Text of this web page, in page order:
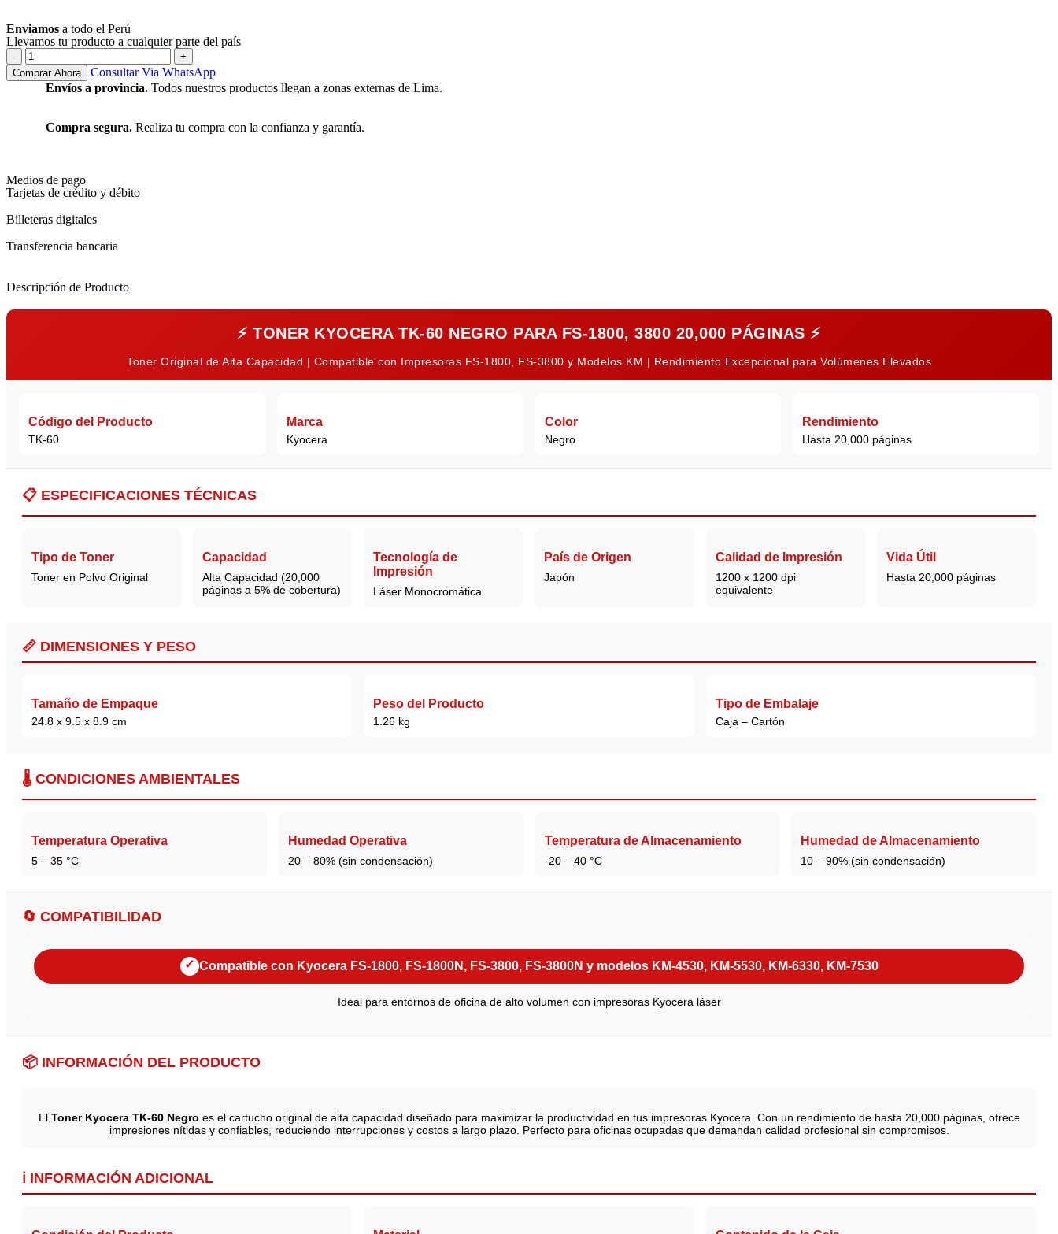
Enviamos a todo el Perú
Llevamos tu producto a cualquier parte del país
Comprar Ahora
Consultar Via WhatsApp
Envíos a provincia. Todos nuestros productos llegan a zonas externas de Lima.
Compra segura. Realiza tu compra con la confianza y garantía.
Medios de pago
Tarjetas de crédito y débito
Billeteras digitales
Transferencia bancaria
Descripción de Producto
⚡TONER KYOCERA TK-60 NEGRO PARA FS-1800, 3800 20,000 PÁGINAS ⚡
Toner Original de Alta Capacidad | Compatible con Impresoras FS-1800, FS-3800 y Modelos KM | Rendimiento Excepcional para Volúmenes Elevados
Código del Producto
TK-60
Marca
Kyocera
Color
Negro
Rendimiento
Hasta 20,000 páginas
📋 ESPECIFICACIONES TÉCNICAS
Tipo de Toner
Toner en Polvo Original
Capacidad
Alta Capacidad (20,000
páginas a 5% de cobertura)
Tecnología de
Impresión
Láser Monocromática
País de Origen
Japón
Calidad de Impresión
1200 x 1200 dpi
equivalente
Vida Útil
Hasta 20,000 páginas
📏 DIMENSIONES Y PESO
Tamaño de Empaque
24.8 x 9.5 x 8.9 cm
Peso del Producto
1.26 kg
Tipo de Embalaje
Caja – Cartón
🌡️ CONDICIONES AMBIENTALES
Temperatura Operativa
5 – 35 °C
Humedad Operativa
20 – 80% (sin condensación)
Temperatura de Almacenamiento
-20 – 40 °C
Humedad de Almacenamiento
10 – 90% (sin condensación)
🔄 COMPATIBILIDAD
✓ Compatible con Kyocera FS-1800, FS-1800N, FS-3800, FS-3800N y modelos KM-4530, KM-5530, KM-6330, KM-7530
Ideal para entornos de oficina de alto volumen con impresoras Kyocera láser
📦 INFORMACIÓN DEL PRODUCTO
El Toner Kyocera TK-60 Negro es el cartucho original de alta capacidad diseñado para maximizar la productividad en tus impresoras Kyocera. Con un rendimiento de hasta 20,000 páginas, ofrece
impresiones nítidas y confiables, reduciendo interrupciones y costos a largo plazo. Perfecto para oficinas ocupadas que demandan calidad profesional sin compromisos.
ℹ️ INFORMACIÓN ADICIONAL